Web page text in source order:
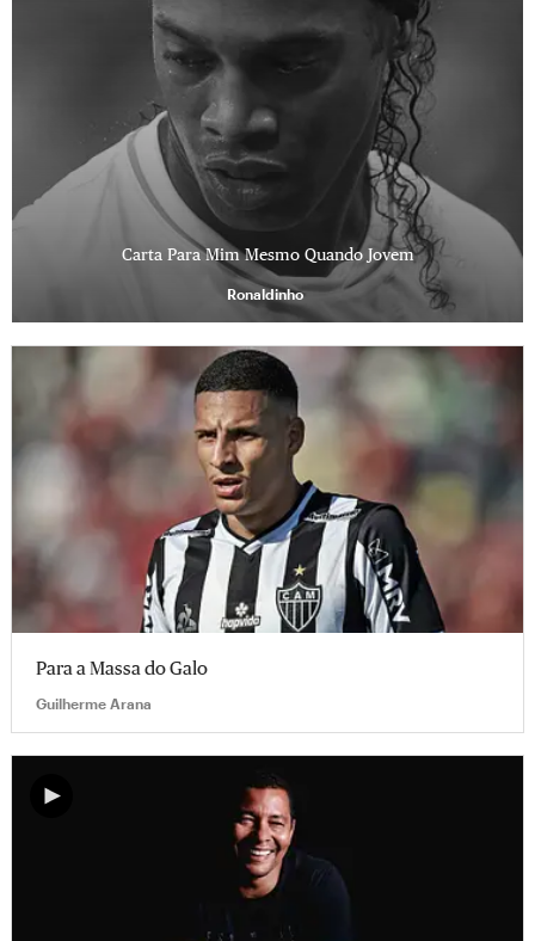
Carta Para Mim Mesmo Quando Jovem
Ronaldinho
Para a Massa do Galo
Guilherme Arana